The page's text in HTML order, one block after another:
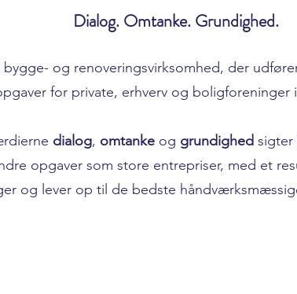
Dialog. Omtanke. Grundighed.
og renoveringsvirksomhed, der
for private, erhverv og boligforeninger
dialog, omtanke og grundighed sigter
opgaver som store entrepriser, med et
og lever op til de bedste